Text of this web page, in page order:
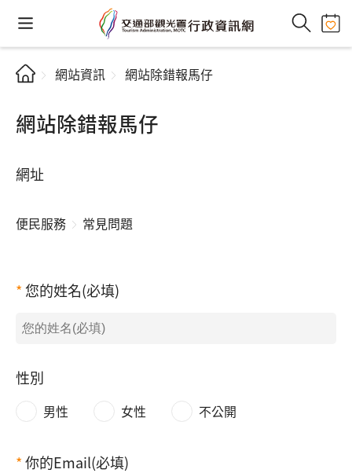
網站資訊 網站除錯報馬仔
網站除錯報馬仔
網址
便民服務 常見問題
您的姓名(必填)
性別
男性 女性 不公開
你的Email(必填)